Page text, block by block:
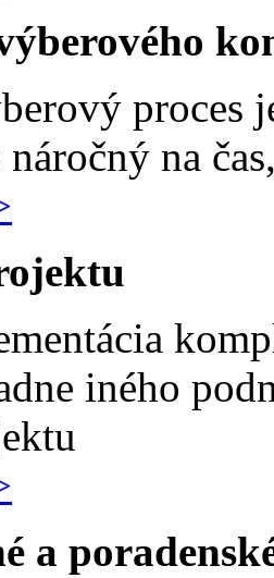
proces
na
iného
a